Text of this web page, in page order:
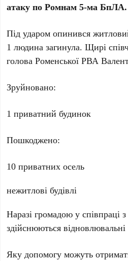
атаку по Ромнам 5-ма БпЛА.
Під ударом опинився
1 людина загинула. Щирі
голова Роменської РВА
Зруйновано:
1 приватний будинок
Пошкоджено:
10 приватних осель
нежитлові будівлі
Наразі громадою у співпраці
здійснюються
Яку допомогу можуть